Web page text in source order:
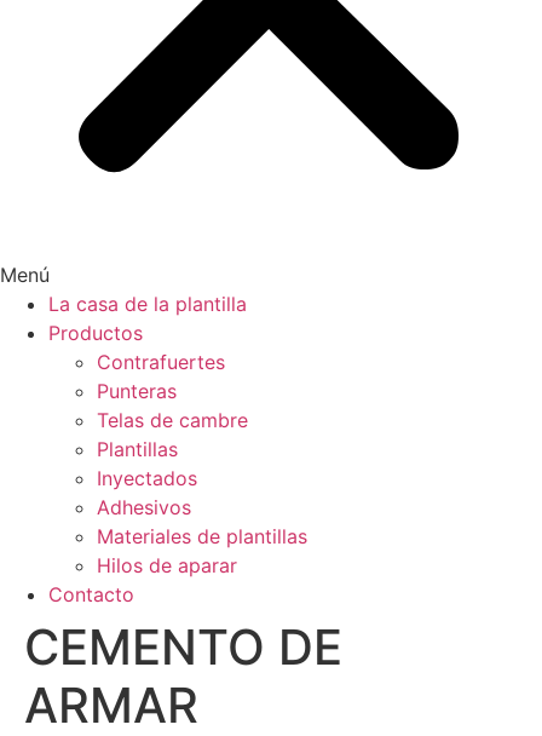
Menú
La casa de la plantilla
Productos
Contrafuertes
Punteras
Telas de cambre
Plantillas
Inyectados
Adhesivos
Materiales de plantillas
Hilos de aparar
Contacto
CEMENTO DE
ARMAR